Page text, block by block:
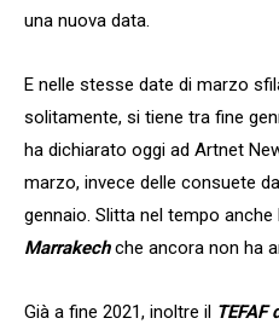
una nuova data.
E nelle stesse date di marzo
solitamente, si tiene tra fine
ha dichiarato oggi ad Artnet
marzo, invece delle consuete
gennaio. Slitta nel tempo anche
Marrakechche ancora non ha
Già a fine 2021, inoltre il TEFAF